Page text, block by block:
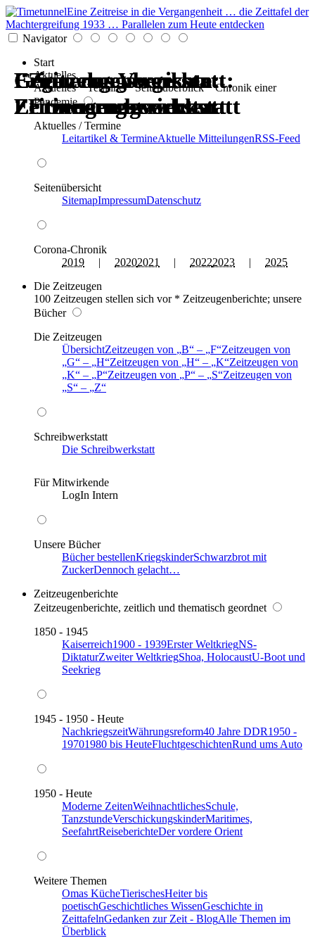
Eine Zeitreise in die Vergangenheit … die Zeittafel der
Machtergreifung 1933 … Parallelen zum Heute entdecken
Navigator
Start
Aktuelles
Aktuelles * Termine * Seitenüberblick * Chronik einer
Pandemie
Aktuelles / Termine
Leitartikel & TermineAktuelle MitteilungenRSS-Feed
Seitenübersicht
SitemapImpressumDatenschutz
Corona-Chronik
2019 | 20202021 | 20222023 | 2025
Die Zeitzeugen
100 Zeitzeugen stellen sich vor * Zeitzeugenberichte; unsere
Bücher
Die Zeitzeugen
ÜbersichtZeitzeugen von B – F Zeitzeugen von
G
– H Zeitzeugen von H – K Zeitzeugen von
K
– P Zeitzeugen von P – S Zeitzeugen von
S
– Z
Schreibwerkstatt
Die Schreibwerkstatt
Für Mitwirkende
LogIn Intern
Unsere Bücher
Bücher bestellenKriegskinderSchwarzbrot mit
ZuckerDennoch gelacht…
Zeitzeugenberichte
Zeitzeugenberichte, zeitlich und thematisch geordnet
1850 - 1945
Kaiserreich1900 - 1939Erster WeltkriegNS-
DiktaturZweiter WeltkriegShoa, HolocaustU-Boot und
Seekrieg
1945 - 1950 - Heute
NachkriegszeitWährungsreform40 Jahre DDR1950 -
19701980 bis HeuteFluchtgeschichtenRund ums Auto
1950 - Heute
Moderne ZeitenWeihnachtlichesSchule,
TanzstundeVerschickungskinderMaritimes,
SeefahrtReiseberichteDer vordere Orient
Weitere Themen
Omas KücheTierischesHeiter bis
poetischGeschichtliches WissenGeschichte in
ZeittafelnGedanken zur Zeit - BlogAlle Themen im
Überblick
Erinnerungswerkstatt:
Zeitzeugen berichten
Zeitzeugenberichte:
Erinnerungswerkstatt
Gegen das Vergessen:
Erinnerungswerkstatt
Erinnerungswerkstatt:
Zeitzeugen berichten
Zeitzeugenberichte:
Erinnerungswerkstatt
Gegen das Vergessen:
Erinnerungswerkstatt